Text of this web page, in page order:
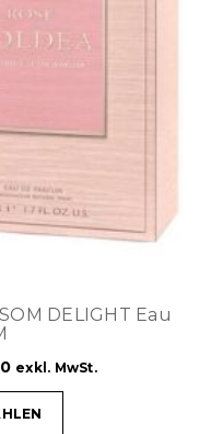
DELIGHT Eau
exkl. MwSt.